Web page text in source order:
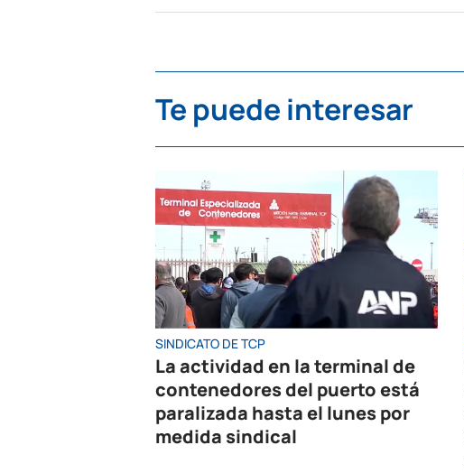
Te puede interesar
SINDICATO DE TCP
La actividad en la terminal de
contenedores del puerto está
paralizada hasta el lunes por
medida sindical